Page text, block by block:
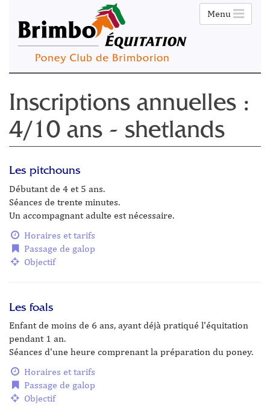
Menu
Inscriptions annuelles :
4/10 ans - shetlands
Les pitchouns
Débutant de 4 et 5 ans.
Séances de trente minutes.
Un accompagnant adulte est nécessaire.
Horaires et tarifs
Passage de galop
Objectif
Les foals
Enfant de moins de 6 ans, ayant déjà pratiqué l'équitation
pendant 1 an.
Séances d'une heure comprenant la préparation du poney.
Horaires et tarifs
Passage de galop
Objectif